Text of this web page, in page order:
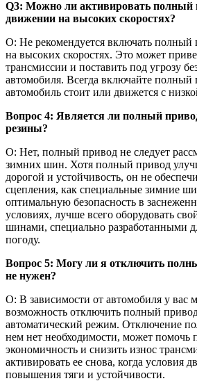
Q3: Можно ли активировать полный
движении на высоких скоростях?
О: Не рекомендуется включать
на высоких скоростях. Это может
трансмиссии и поставить под угрозу
автомобиля. Всегда включайте полный
автомобиль стоит или движется с
Вопрос 4: Является ли полный
резины?
О: Нет, полный привод не следует
зимних шин. Хотя полный привод
дорогой и устойчивость, он не
сцепления, как специальные зимние
оптимальную безопасность в
условиях, лучше всего оборудовать
шинами, специально разработанными
погоду.
Вопрос 5: Могу ли я отключить
не нужен?
О: В зависимости от автомобиля у вас
возможность отключить полный
автоматический режим. Отключение
нем нет необходимости, может помочь
экономичность и снизить износ
активировать ее снова, когда условия
повышения тяги и устойчивости.